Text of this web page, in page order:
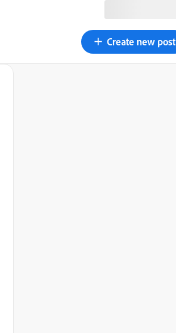
Create new post